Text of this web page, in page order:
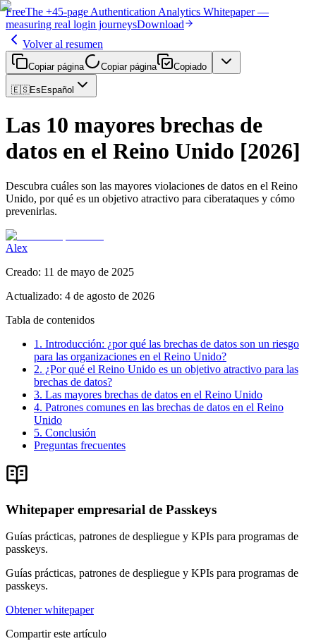
FreeThe +45-page Authentication Analytics Whitepaper —
measuring real login journeysDownload
Volver al resumen
Copiar página Copiar página Copiado
🇪🇸Es Español
Las 10 mayores brechas de
datos en el Reino Unido [2026]
Descubra cuáles son las mayores violaciones de datos en el Reino
Unido, por qué es un objetivo atractivo para ciberataques y cómo
prevenirlas.
Alex
Creado: 11 de mayo de 2025
Actualizado: 4 de agosto de 2026
Tabla de contenidos
1. Introducción: ¿por qué las brechas de datos son un riesgo
para las organizaciones en el Reino Unido?
2. ¿Por qué el Reino Unido es un objetivo atractivo para las
brechas de datos?
3. Las mayores brechas de datos en el Reino Unido
4. Patrones comunes en las brechas de datos en el Reino
Unido
5. Conclusión
Preguntas frecuentes
Whitepaper empresarial de Passkeys
Guías prácticas, patrones de despliegue y KPIs para programas de
passkeys.
Guías prácticas, patrones de despliegue y KPIs para programas de
passkeys.
Obtener whitepaper
Compartir este artículo